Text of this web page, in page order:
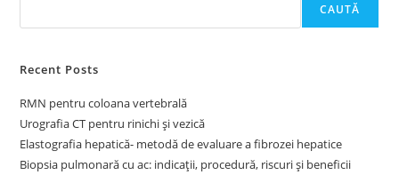
CAUTĂ
Recent Posts
RMN pentru coloana vertebrală
Urografia CT pentru rinichi și vezică
Elastografia hepatică- metodă de evaluare a fibrozei hepatice
Biopsia pulmonară cu ac: indicații, procedură, riscuri și beneficii